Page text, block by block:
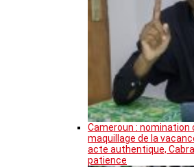
Cameroun : nomination
maquillage de la
acte authentique,
patience